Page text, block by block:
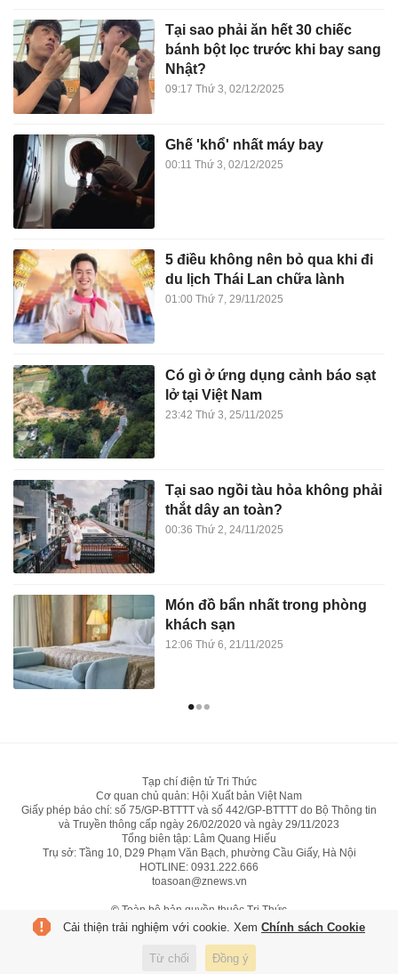
Tại sao phải ăn hết 30 chiếc
bánh bột lọc trước khi bay sang
Nhật?
09:17 Thứ 3, 02/12/2025
Ghế 'khổ' nhất máy bay
00:11 Thứ 3, 02/12/2025
5 điều không nên bỏ qua khi đi
du lịch Thái Lan chữa lành
01:00 Thứ 7, 29/11/2025
Có gì ở ứng dụng cảnh báo sạt
lở tại Việt Nam
23:42 Thứ 3, 25/11/2025
Tại sao ngồi tàu hỏa không phải
thắt dây an toàn?
00:36 Thứ 2, 24/11/2025
Món đồ bẩn nhất trong phòng
khách sạn
12:06 Thứ 6, 21/11/2025
Tạp chí điện tử Tri Thức
Cơ quan chủ quản: Hội Xuất bản Việt Nam
Giấy phép báo chí: số 75/GP-BTTTT và số 442/GP-BTTTT do Bộ Thông tin
và Truyền thông cấp ngày 26/02/2020 và ngày 29/11/2023
Tổng biên tập: Lâm Quang Hiếu
Trụ sở: Tầng 10, D29 Phạm Văn Bạch, phường Cầu Giấy, Hà Nội
HOTLINE: 0931.222.666
toasoan@znews.vn
© Toàn bộ bản quyền thuộc Tri Thức
Cải thiện trải nghiệm với cookie. Xem Chính sách Cookie
Từ chối Đồng ý